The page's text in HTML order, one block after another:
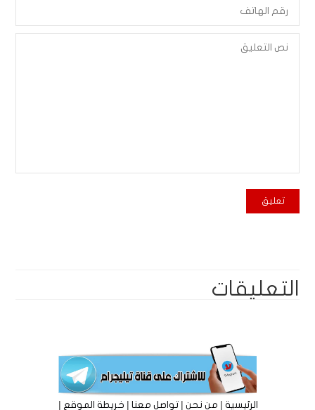
التعليقات
الرئيسية|من نحن|تواصل معنا|خريطة الموقع |